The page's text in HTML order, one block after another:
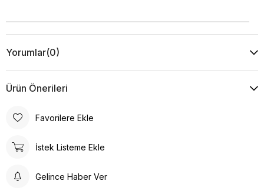
Yorumlar(0)
Ürün Önerileri
Favorilere Ekle
İstek Listeme Ekle
Gelince Haber Ver